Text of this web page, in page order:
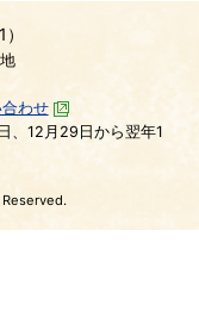
わせ
、12月29日から翌年1